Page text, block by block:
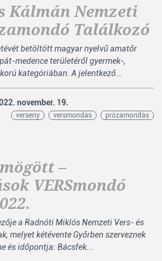
Kálmán Nemzeti
Találkozó
betöltött magyar nyelvű amatőr
medence területéről gyermek-,
kategóriában. A jelentkező...
november. 19.
verseny versmondás prózamondás
–
VERSmondó
a Radnóti Miklós Nemzeti Vers- és
melyet kétévente Győrben szerveznek
és időpontja: Bácsfek...